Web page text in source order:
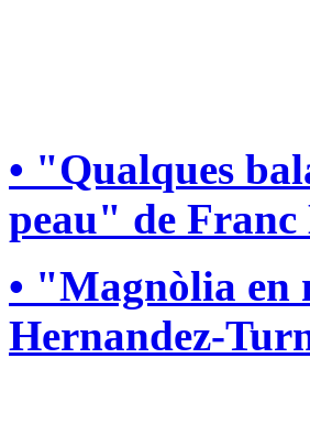
• "Qualques
peau" de Franc
• "Magnòlia
Hernandez-